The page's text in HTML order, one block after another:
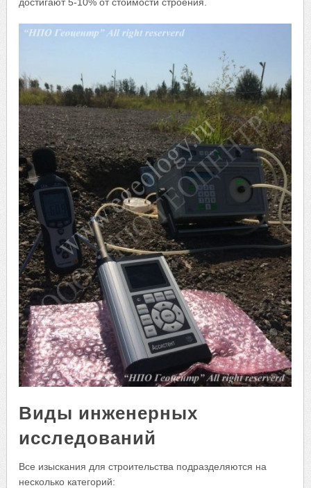
Виды инженерных
исследований
Все изыскания для строительства подразделяются на
несколько категорий: